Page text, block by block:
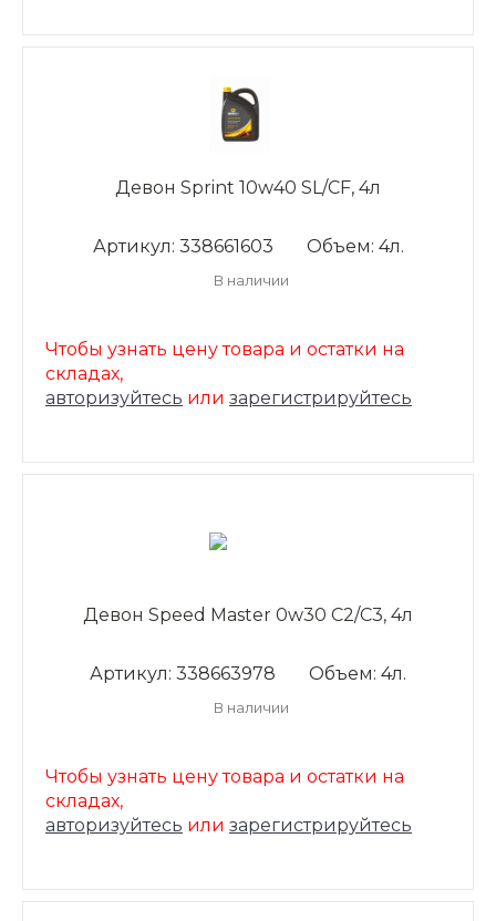
Девон Sprint 10w40 SL/CF, 4л
Артикул: 338661603 Объем: 4л.
В наличии
Чтобы узнать цену товара и остатки на
складах,
авторизуйтесь или зарегистрируйтесь
Девон Speed Master 0w30 C2/С3, 4л
Артикул: 338663978 Объем: 4л.
В наличии
Чтобы узнать цену товара и остатки на
складах,
авторизуйтесь или зарегистрируйтесь